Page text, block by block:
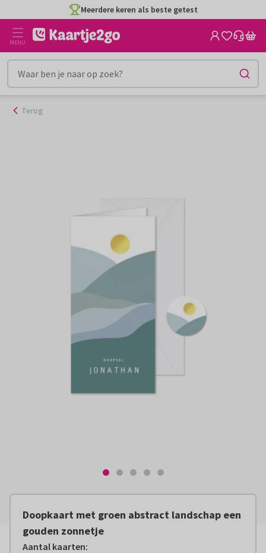
naar
inhoud
Meerdere keren als beste getest
MENU
Terug
Doopkaart met groen abstract landschap een
gouden zonnetje
Aantal kaarten: